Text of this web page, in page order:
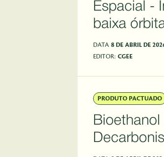
Espacial -
baixa
DATA 8 DE ABRIL DE
EDITOR: CGEE
PRODUTO PACTUADO
Bioethanol